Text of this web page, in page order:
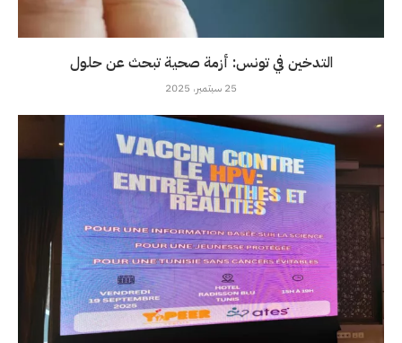
التدخين في تونس: أزمة صحية تبحث عن حلول
25 سبتمبر، 2025